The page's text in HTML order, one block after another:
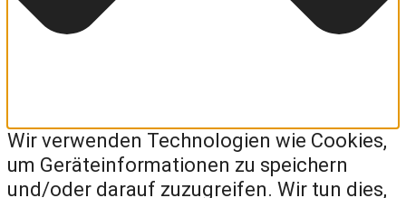
Wir verwenden Technologien wie Cookies,
um Geräteinformationen zu speichern
und/oder darauf zuzugreifen. Wir tun dies,